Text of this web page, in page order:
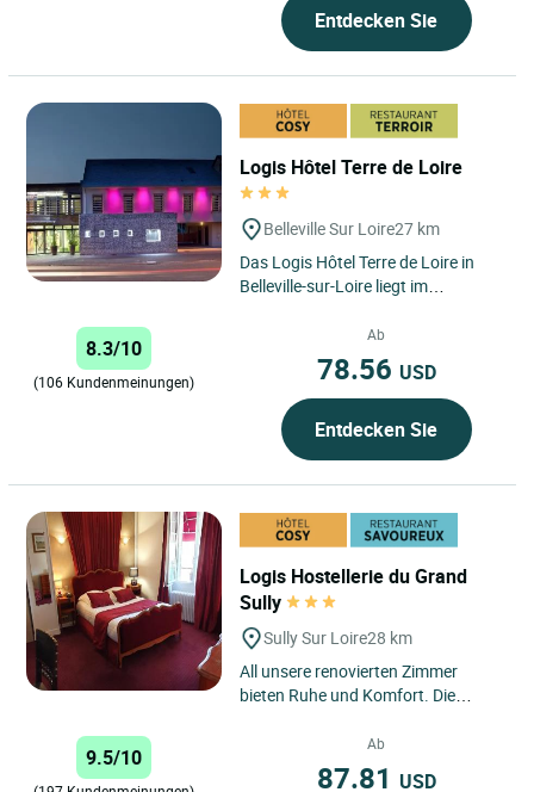
Entdecken Sie
Logis Hôtel Terre de Loire
Belleville Sur Loire27 km
Das Logis Hôtel Terre de Loire in
Belleville-sur-Loire liegt im
Loire, nur wenige Schritte...
8.3/10
(106 Kundenmeinungen)
Ab
78.56 USD
Entdecken Sie
Logis Hostellerie du Grand
Sully
Sully Sur Loire28 km
All unsere renovierten Zimmer
bieten Ruhe und Komfort. Die
Minister von Henri IV., auf den...
9.5/10
Ab
87.81 USD